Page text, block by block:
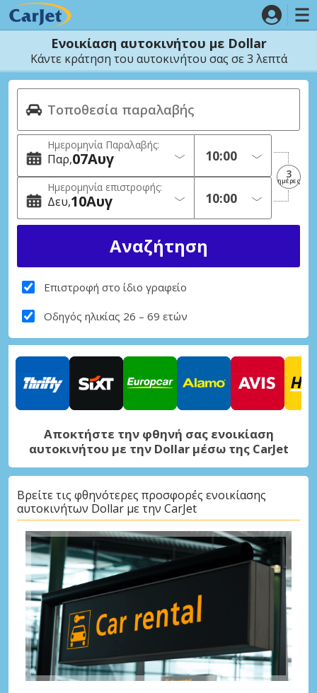
Ενοικίαση αυτοκινήτου με Dollar
Κάντε κράτηση του αυτοκινήτου σας σε 3 λεπτά
Ημερομηνία Παραλαβής:
Παρ 07Αυγ
Ημερομηνία επιστροφής:
Δευ 10Αυγ
3
ημέρες
Επιστροφή στο ίδιο γραφείο
Οδηγός ηλικίας 26 – 69 ετών
Αποκτήστε την φθηνή σας ενοικίαση
αυτοκινήτου με την Dollar μέσω της CarJet
Βρείτε τις φθηνότερες προσφορές ενοικίασης
αυτοκινήτων Dollar με την CarJet